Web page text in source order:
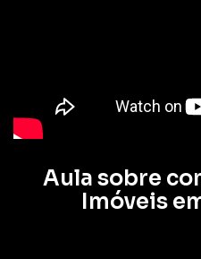
Aula sobre
Imóveis